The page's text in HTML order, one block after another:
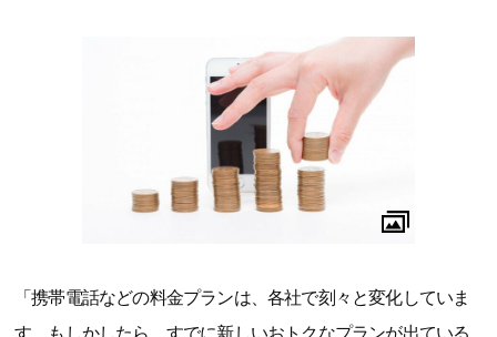
「携帯電話などの料金プランは、各社で刻々と変化していま